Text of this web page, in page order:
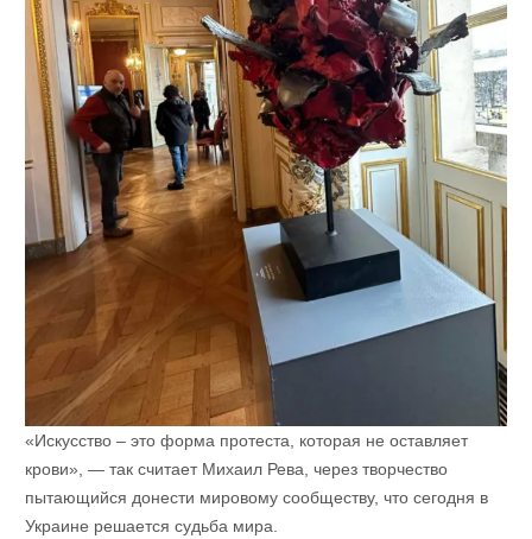
«Искусство – это форма протеста, которая не оставляет
крови», — так считает Михаил Рева, через творчество
пытающийся донести мировому сообществу, что сегодня в
Украине решается судьба мира.